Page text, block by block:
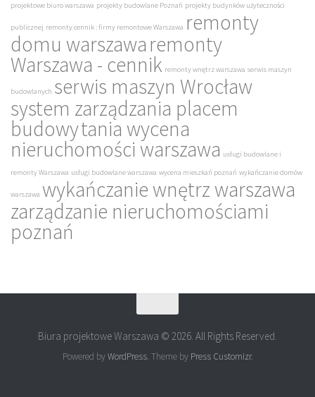
projektowe biuro warszawa projekty budowlane Poznań projekty budynków użyteczności
publicznej remonty cennik : firmy remontowe Warszawa remonty
domu warszawaremonty
Warszawa - cennik remonty wnętrz warszawa serwis maszyn
budowlanych serwis maszyn Wrocław
system zarządzania placem
budowytania wycena
nieruchomości warszawa usługi budowlane i
remonty Warszawa usługi budowlane warszawa wycena mieszkań poznań wykańczanie domów
warszawa wykańczanie wnętrz warszawa
zarządzanie nieruchomościami
poznań
Biura projektowe Warszawa © 2026. All Rights Reserved.
Powered byWordPress. Theme by Press Customizr.